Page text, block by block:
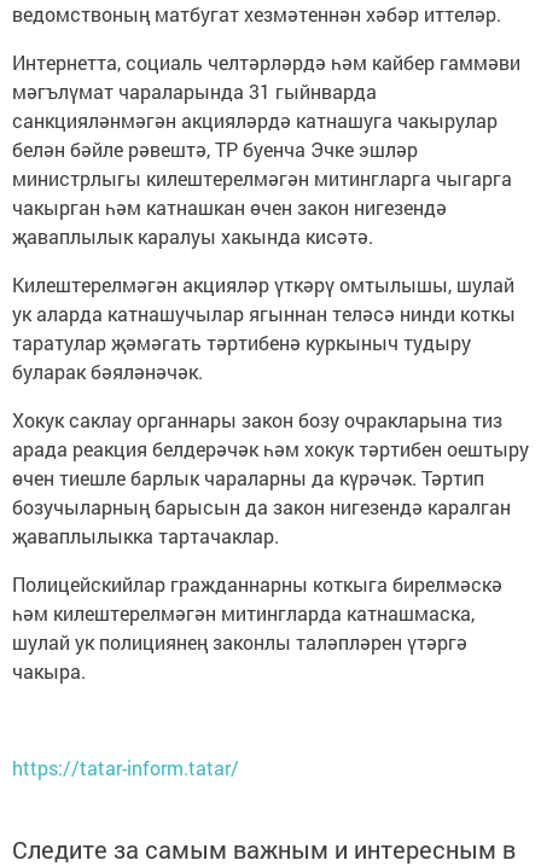
ведомствоның матбугат хезмәтеннән хәбәр иттеләр.
Интернетта, социаль челтәрләрдә һәм кайбер гаммәви
мәгълүмат чараларында 31 гыйнварда
санкцияләнмәгән акцияләрдә катнашуга чакырулар
белән бәйле рәвештә, ТР буенча Эчке эшләр
министрлыгы килештерелмәгән митингларга чыгарга
чакырган һәм катнашкан өчен закон нигезендә
җаваплылык каралуы хакында кисәтә.
Килештерелмәгән акцияләр үткәрү омтылышы, шулай
ук аларда катнашучылар ягыннан теләсә нинди коткы
таратулар җәмәгать тәртибенә куркыныч тудыру
буларак бәяләнәчәк.
Хокук саклау органнары закон бозу очракларына тиз
арада реакция белдерәчәк һәм хокук тәртибен оештыру
өчен тиешле барлык чараларны да күрәчәк. Тәртип
бозучыларның барысын да закон нигезендә каралган
җаваплылыкка тартачаклар.
Полицейскийлар гражданнарны коткыга бирелмәскә
һәм килештерелмәгән митингларда катнашмаска,
шулай ук полициянең законлы таләпләрен үтәргә
чакыра.
https://tatar-inform.tatar/
Следите за самым важным и интересным в